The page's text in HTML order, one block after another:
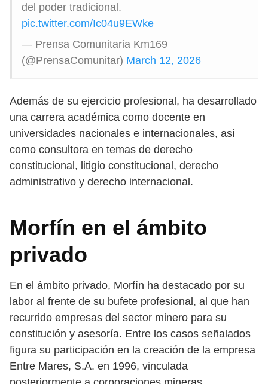
del poder tradicional.
pic.twitter.com/Ic04u9EWke
— Prensa Comunitaria Km169
(@PrensaComunitar) March 12, 2026
Además de su ejercicio profesional, ha desarrollado
una carrera académica como docente en
universidades nacionales e internacionales, así
como consultora en temas de derecho
constitucional, litigio constitucional, derecho
administrativo y derecho internacional.
Morfín en el ámbito
privado
En el ámbito privado, Morfín ha destacado por su
labor al frente de su bufete profesional, al que han
recurrido empresas del sector minero para su
constitución y asesoría. Entre los casos señalados
figura su participación en la creación de la empresa
Entre Mares, S.A. en 1996, vinculada